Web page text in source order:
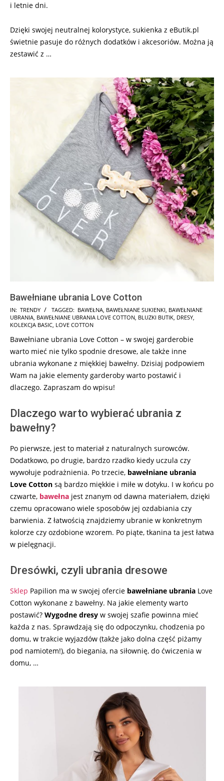
i letnie dni.
Dzięki swojej neutralnej kolorystyce, sukienka z eButik.pl
świetnie pasuje do różnych dodatków i akcesoriów. Można ją
zestawić z …
Bawełniane ubrania Love Cotton
2024-
09-
IN: TRENDY TAGGED: BAWEŁNA, BAWEŁNIANE SUKIENKI, BAWEŁNIANE
UBRANIA, BAWEŁNIANE UBRANIA LOVE COTTON, BLUZKI BUTIK, DRESY,
KOLEKCJA BASIC, LOVE COTTON
Bawełniane ubrania Love Cotton – w swojej garderobie
warto mieć nie tylko spodnie dresowe, ale także inne
ubrania wykonane z miękkiej bawełny. Dzisiaj podpowiem
Wam na jakie elementy garderoby warto postawić i
dlaczego. Zapraszam do wpisu!
Dlaczego warto wybierać ubrania z
bawełny?
Po pierwsze, jest to materiał z naturalnych surowców.
Dodatkowo, po drugie, bardzo rzadko kiedy uczula czy
wywołuje podrażnienia. Po trzecie, bawełniane ubrania
Love Cotton są bardzo miękkie i miłe w dotyku. I w końcu po
czwarte, bawełna jest znanym od dawna materiałem, dzięki
czemu opracowano wiele sposobów jej ozdabiania czy
barwienia. Z łatwością znajdziemy ubranie w konkretnym
kolorze czy ozdobione wzorem. Po piąte, tkanina ta jest łatwa
w pielęgnacji.
Dresówki, czyli ubrania dresowe
Sklep Papilion ma w swojej ofercie bawełniane ubrania Love
Cotton wykonane z bawełny. Na jakie elementy warto
postawić? Wygodne dresy w swojej szafie powinna mieć
każda z nas. Sprawdzają się do odpoczynku, chodzenia po
domu, w trakcie wyjazdów (także jako dolna część piżamy
pod namiotem!), do biegania, na siłownię, do ćwiczenia w
domu, …